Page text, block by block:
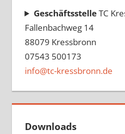
GeschäftsstelleTC
Fallenbachweg 14
88079 Kressbronn
07543 500173
info@tc-kressbronn.de
Downloads